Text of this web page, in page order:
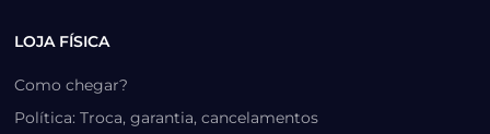
LOJA FÍSICA
Como chegar?
Política: Troca, garantia, cancelamentos